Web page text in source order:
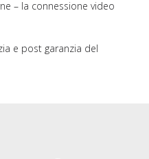
– la connessione video
e post garanzia del